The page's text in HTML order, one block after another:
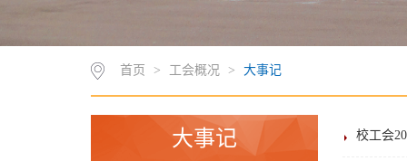
首页 > 工会概况 > 大事记
大事记 校工会